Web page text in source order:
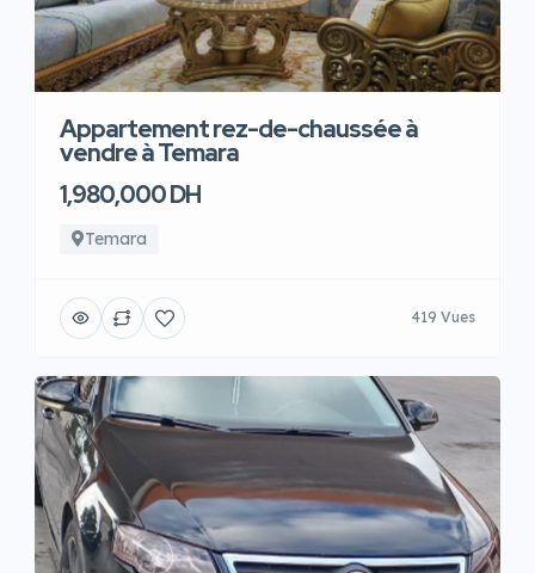
Appartement rez-de-chaussée à
vendre à Temara
1,980,000 DH
Temara
419 Vues